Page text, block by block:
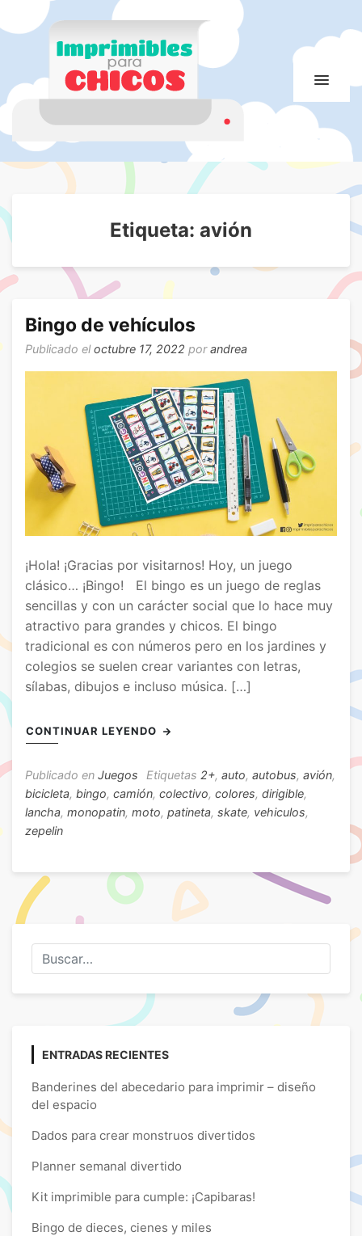
Imprimibles para
chicos
Imprimibles para chicos. Juegos. Imágenes educativas
Etiqueta: avión
Bingo de vehículos
Publicado eloctubre 17, 2022 porandrea
¡Hola! ¡Gracias por visitarnos! Hoy, un juego
clásico… ¡Bingo! El bingo es un juego de reglas
sencillas y con un carácter social que lo hace muy
atractivo para grandes y chicos. El bingo
tradicional es con números pero en los jardines y
colegios se suelen crear variantes con letras,
sílabas, dibujos e incluso música. […]
CONTINUAR LEYENDO
Publicado en Juegos Etiquetas 2+, auto, autobus, avión,
bicicleta, bingo, camión, colectivo, colores, dirigible,
lancha, monopatin, moto, patineta, skate, vehiculos,
zepelin
ENTRADAS RECIENTES
Banderines del abecedario para imprimir – diseño
del espacio
Dados para crear monstruos divertidos
Planner semanal divertido
Kit imprimible para cumple: ¡Capibaras!
Bingo de dieces, cienes y miles